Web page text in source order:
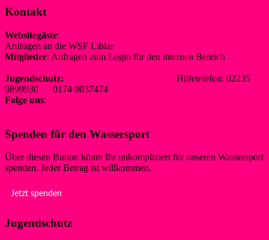
Kontakt
Websitegäste:
Anfragen an die WSF Liblar
Mitglieder: Anfragen zum Login für den internen Bereich
Jugendschutz:
Hilfetelefon: 02235
9899930 0174 8037474
Folge uns:
Spenden für den Wassersport
Über diesen Button könnt Ihr unkompliziert für unseren Wassersport
spenden. Jeder Betrag ist willkommen.
Jetzt spenden
Jugendschutz